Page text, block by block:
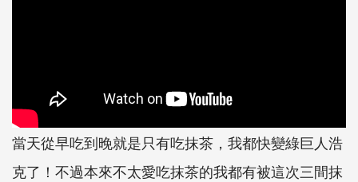
當天從早吃到晚就是只有吃抹茶，我都快變綠巨人浩
克了！不過本來不太愛吃抹茶的我都有被這次三間抹